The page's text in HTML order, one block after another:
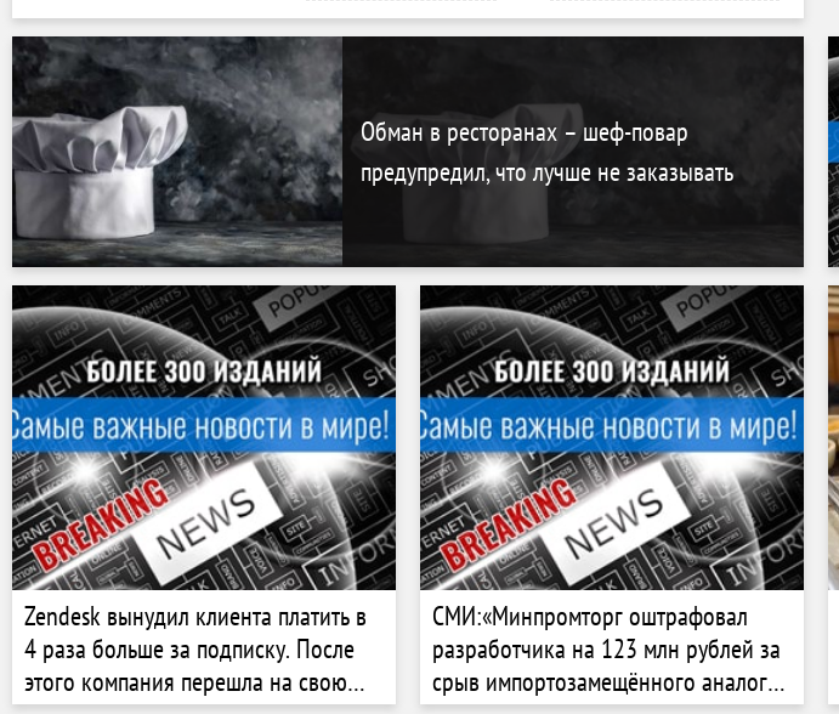
Обман в ресторанах – шеф-повар
предупредил, что лучше не заказывать
Zendesk вынудил клиента платить в
4 раза больше за подписку. После
этого компания перешла на свою
СМИ:«Минпромторг оштрафовал
разработчика на 123 млн рублей за
срыв импортозамещённого аналога